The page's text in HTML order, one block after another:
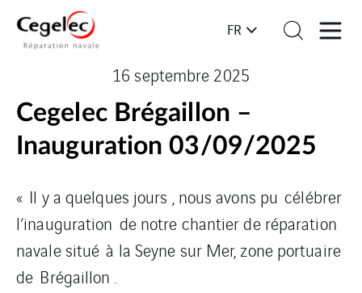
FR
16 septembre 2025
Cegelec Brégaillon –
Inauguration 03/09/2025
« Il y a quelques jours , nous avons pu célébrer
l’inauguration de notre chantier de réparation
navale situé à la Seyne sur Mer, zone portuaire
de Brégaillon .